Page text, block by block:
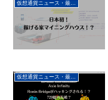
仮想通貨ニュース・最新動向
仮想通貨ニュース・最新動向